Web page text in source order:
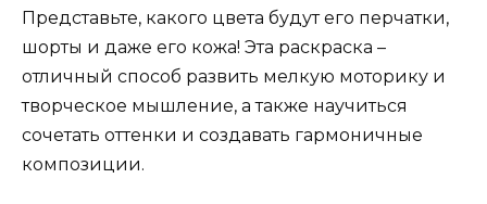
Представьте, какого цвета будут его перчатки,
шорты и даже его кожа! Эта раскраска –
отличный способ развить мелкую моторику и
творческое мышление, а также научиться
сочетать оттенки и создавать гармоничные
композиции.